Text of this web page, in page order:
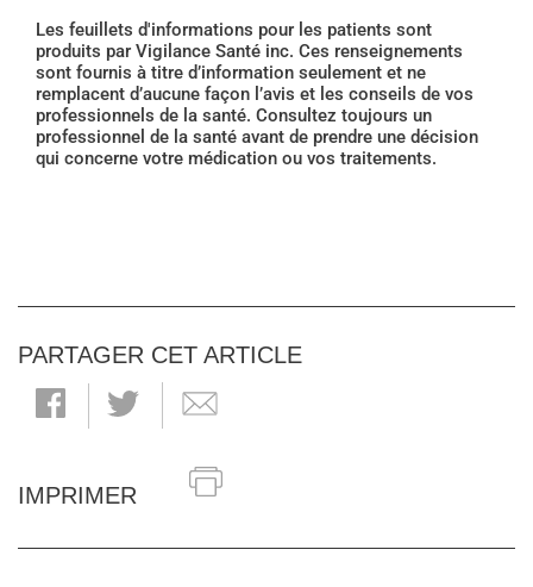
Les feuillets d'informations pour les patients sont
produits par Vigilance Santé inc. Ces renseignements
sont fournis à titre d’information seulement et ne
remplacent d’aucune façon l’avis et les conseils de vos
professionnels de la santé. Consultez toujours un
professionnel de la santé avant de prendre une décision
qui concerne votre médication ou vos traitements.
PARTAGER CET ARTICLE
IMPRIMER